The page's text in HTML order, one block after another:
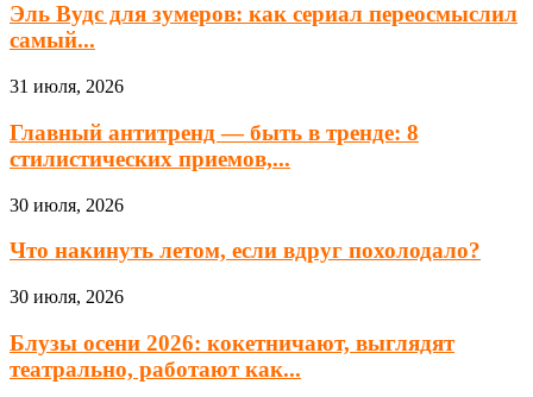
Эль Вудс для зумеров: как сериал переосмыслил
самый...
31 июля, 2026
Главный антитренд — быть в тренде: 8
стилистических приемов,...
30 июля, 2026
Что накинуть летом, если вдруг похолодало?
30 июля, 2026
Блузы осени 2026: кокетничают, выглядят
театрально, работают как...